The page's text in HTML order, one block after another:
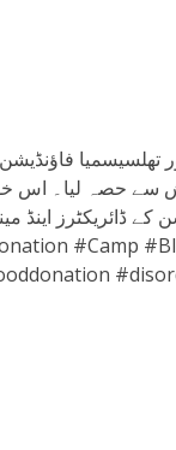
حصہ لیا۔ اس خون
کے